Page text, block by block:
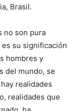
Brasil.
no son pura
su significación
hombres y
del mundo, se
realidades
realidades que